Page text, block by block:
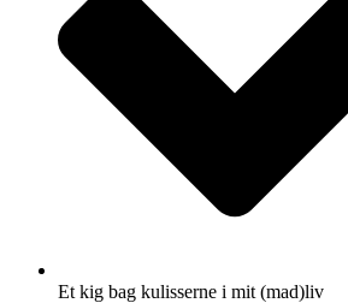
Et kig bag kulisserne i mit (mad)liv